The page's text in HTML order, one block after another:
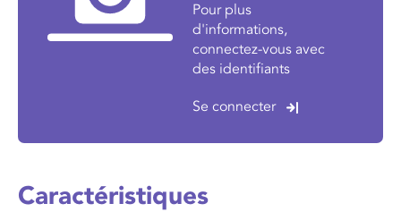
Pour plus
d'informations,
connectez-vous avec
des identifiants
Se connecter
Caractéristiques